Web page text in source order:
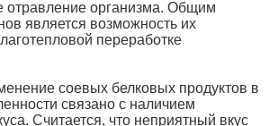
отравление организма. Общим
является возможность их
переработке
соевых белковых продуктов в
связано с наличием
Считается, что неприятный вкус